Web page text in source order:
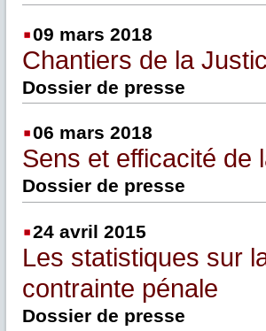
09 mars 2018
Chantiers de la
Dossier de presse
06 mars 2018
Sens et efficacité de
Dossier de presse
24 avril 2015
Les statistiques sur
contrainte pénale
Dossier de presse